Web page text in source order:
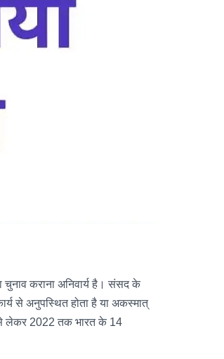
चुनाव कराना अनिवार्य है। संसद के
से अनुपस्थित होता है या अकस्मात्
से लेकर 2022 तक भारत के 14